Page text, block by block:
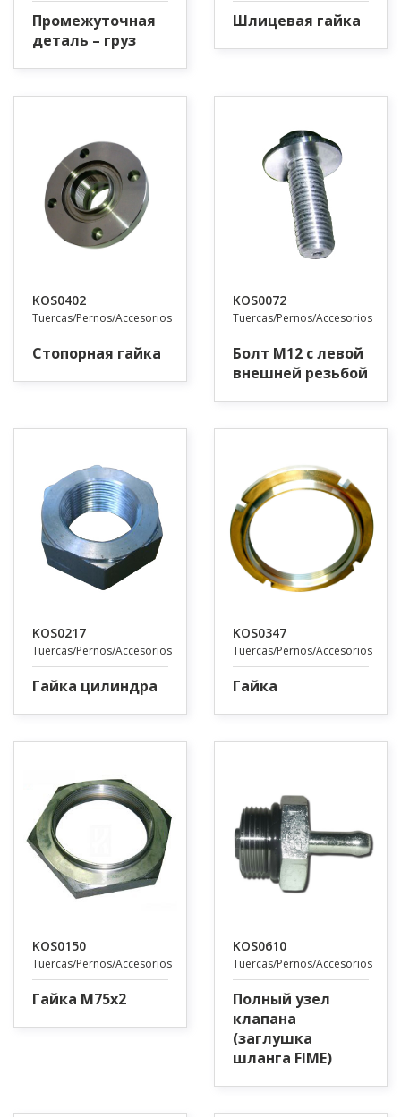
Промежуточная
деталь – груз
Шлицевая гайка
KOS0402
Tuercas/Pernos/Accesorios
Стопорная гайка
KOS0072
Tuercas/Pernos/Accesorios
Болт M12 с левой
внешней резьбой
KOS0217
Tuercas/Pernos/Accesorios
Гайка цилиндра
KOS0347
Tuercas/Pernos/Accesorios
Гайка
KOS0150
Tuercas/Pernos/Accesorios
Гайка M75x2
KOS0610
Tuercas/Pernos/Accesorios
Полный узел
клапана
(заглушка
шланга FIME)